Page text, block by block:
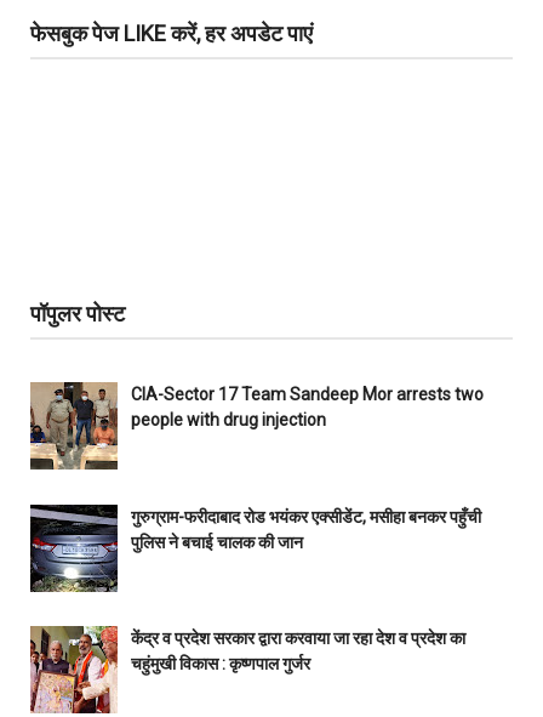
फेसबुक पेज LIKE करें, हर अपडेट पाएं
पॉपुलर पोस्ट
CIA-Sector 17 Team Sandeep Mor arrests two
people with drug injection
गुरुग्राम-फरीदाबाद रोड भयंकर एक्सीडेंट, मसीहा बनकर पहुँची
पुलिस ने बचाई चालक की जान
केंद्र व प्रदेश सरकार द्वारा करवाया जा रहा देश व प्रदेश का
चहुंमुखी विकास : कृष्णपाल गुर्जर